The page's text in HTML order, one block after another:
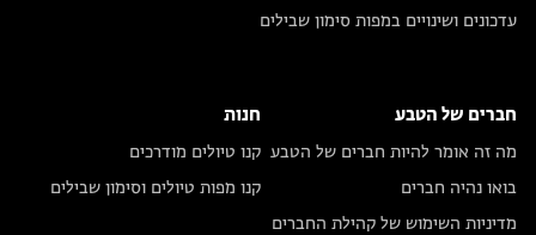
עדכונים ושינויים במפות סימון שבילים
חברים של הטבע
מה זה אומר להיות חברים של הטבע
בואו נהיה חברים
מדיניות השימוש של קהילת החברים
חנות
קנו טיולים מודרכים
קנו מפות טיולים וסימון שבילים